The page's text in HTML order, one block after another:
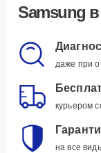
Samsung
даже при
курьером
на все